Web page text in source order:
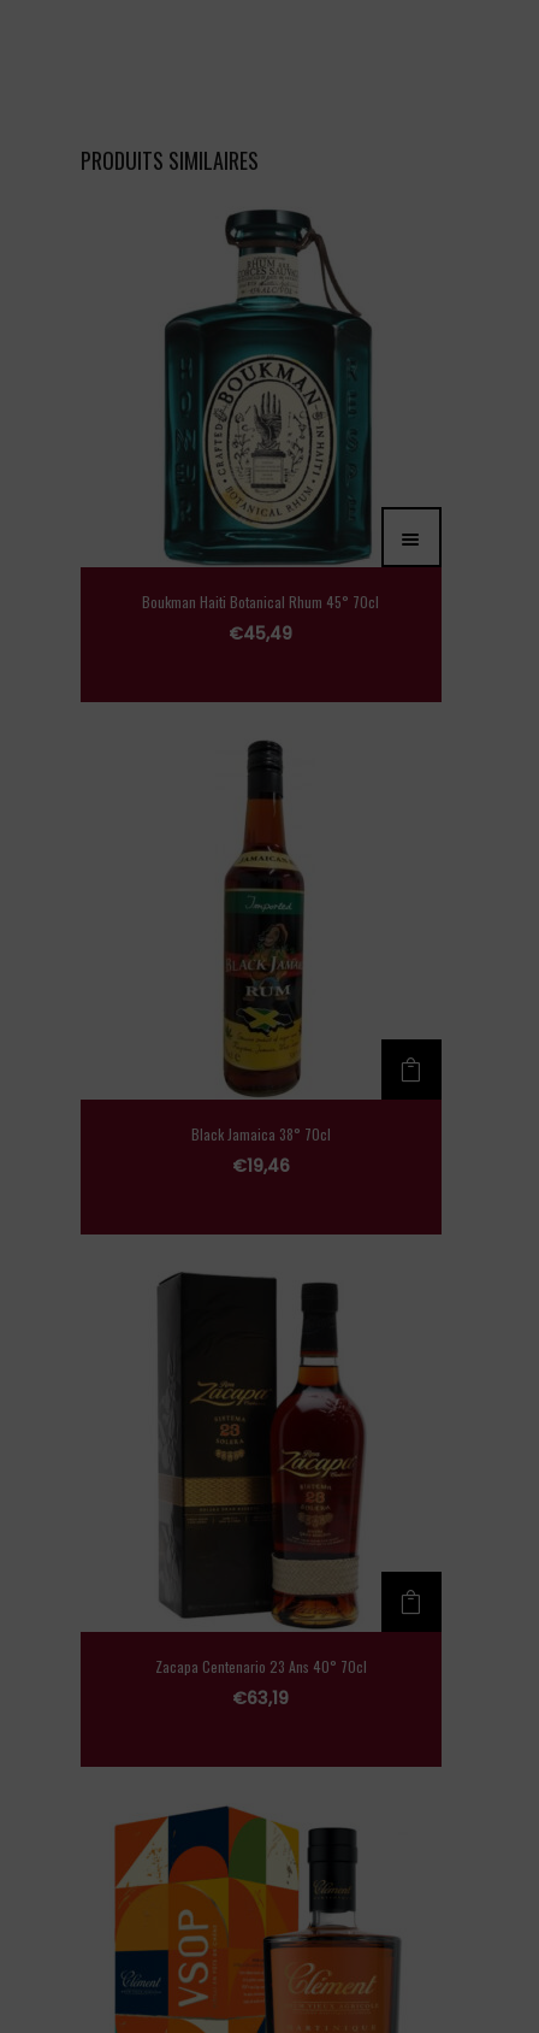
PRODUITS SIMILAIRES
Boukman Haiti Botanical Rhum 45° 70cl
€45,49
Black Jamaica 38° 70cl
€19,46
Zacapa Centenario 23 Ans 40° 70cl
€63,19